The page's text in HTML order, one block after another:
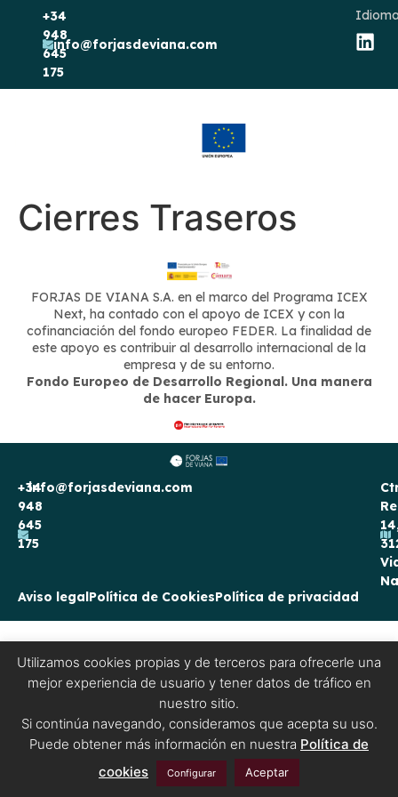
+34
948
645
175
info@forjasdeviana.com
Cierres Traseros
FORJAS DE VIANA S.A. en el marco del Programa ICEX
Next, ha contado con el apoyo de ICEX y con la
cofinanciación del fondo europeo FEDER. La finalidad de
este apoyo es contribuir al desarrollo internacional de la
empresa y de su entorno.
Fondo Europeo de Desarrollo Regional. Una manera
de hacer Europa.
+34
948
645
175
info@forjasdeviana.com
Aviso legalPolítica de CookiesPolítica de privacidad
Utilizamos cookies propias y de terceros para ofrecerle una
mejor experiencia de usuario y tener datos de tráfico en
nuestro sitio.
Si continúa navegando, consideramos que acepta su uso.
Puede obtener más información en nuestra Política de
cookies
Configurar Aceptar